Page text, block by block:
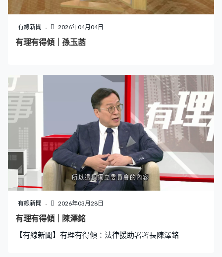
有線新聞 2026年04月04日
有理有得傾｜孫玉菡
有線新聞 2026年03月28日
有理有得傾｜陳澤銘
【有線新聞】有理有得傾：法律援助署署長陳澤銘